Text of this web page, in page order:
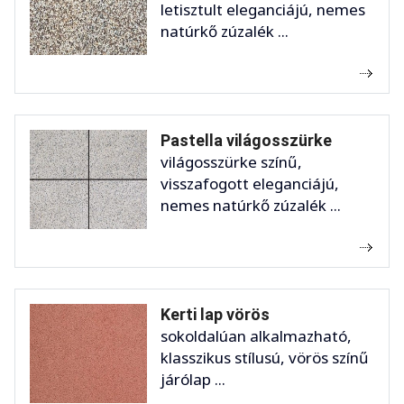
letisztult eleganciájú, nemes
natúrkő zúzalék ...
Pastella világosszürke
világosszürke színű,
visszafogott eleganciájú,
nemes natúrkő zúzalék ...
Kerti lap vörös
sokoldalúan alkalmazható,
klasszikus stílusú, vörös színű
járólap ...